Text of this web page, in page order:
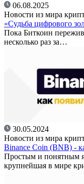
06.08.2025
Новости из мира
«Судьба цифрового
Пока Биткоин
несколько раз за…
30.05.2024
Новости из мира
Binance Coin (BNB) -
Простым и понятным
крупнейшая в мире